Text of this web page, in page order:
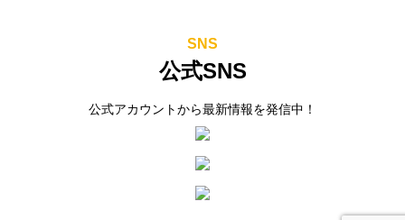
SNS
公式SNS
公式アカウントから最新情報を発信中！